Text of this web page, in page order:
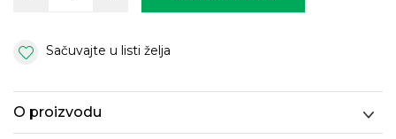
Sačuvajte u listi želja
O proizvodu